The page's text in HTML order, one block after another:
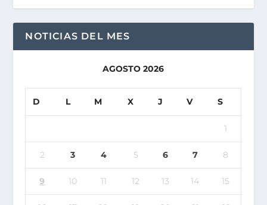
NOTICIAS DEL MES
AGOSTO 2026
D L M X J V S
1
2 3 4 5 6 7 8
9 10 11 12 13 14 15